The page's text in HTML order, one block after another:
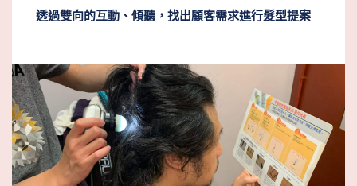
透過雙向的互動、傾聽，找出顧客需求進行髮型提案